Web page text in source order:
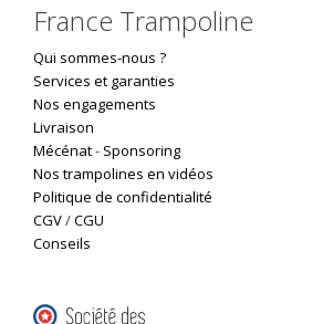
France Trampoline
Qui sommes-nous ?
Services et garanties
Nos engagements
Livraison
Mécénat- Sponsoring
Nos trampolines en vidéos
Politique de confidentialité
CGV/CGU
Conseils